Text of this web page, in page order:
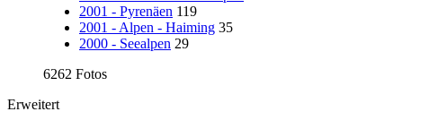
2001 - Pyrenäen 119
2001 - Alpen - Haiming 35
2000 - Seealpen 29
6262 Fotos
Erweitert